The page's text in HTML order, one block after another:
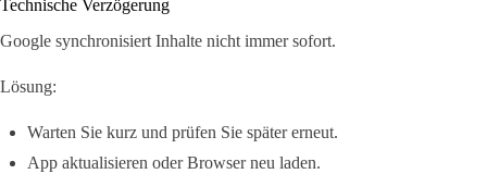
Technische Verzögerung
Google synchronisiert Inhalte nicht immer sofort.
Lösung:
Warten Sie kurz und prüfen Sie später erneut.
App aktualisieren oder Browser neu laden.